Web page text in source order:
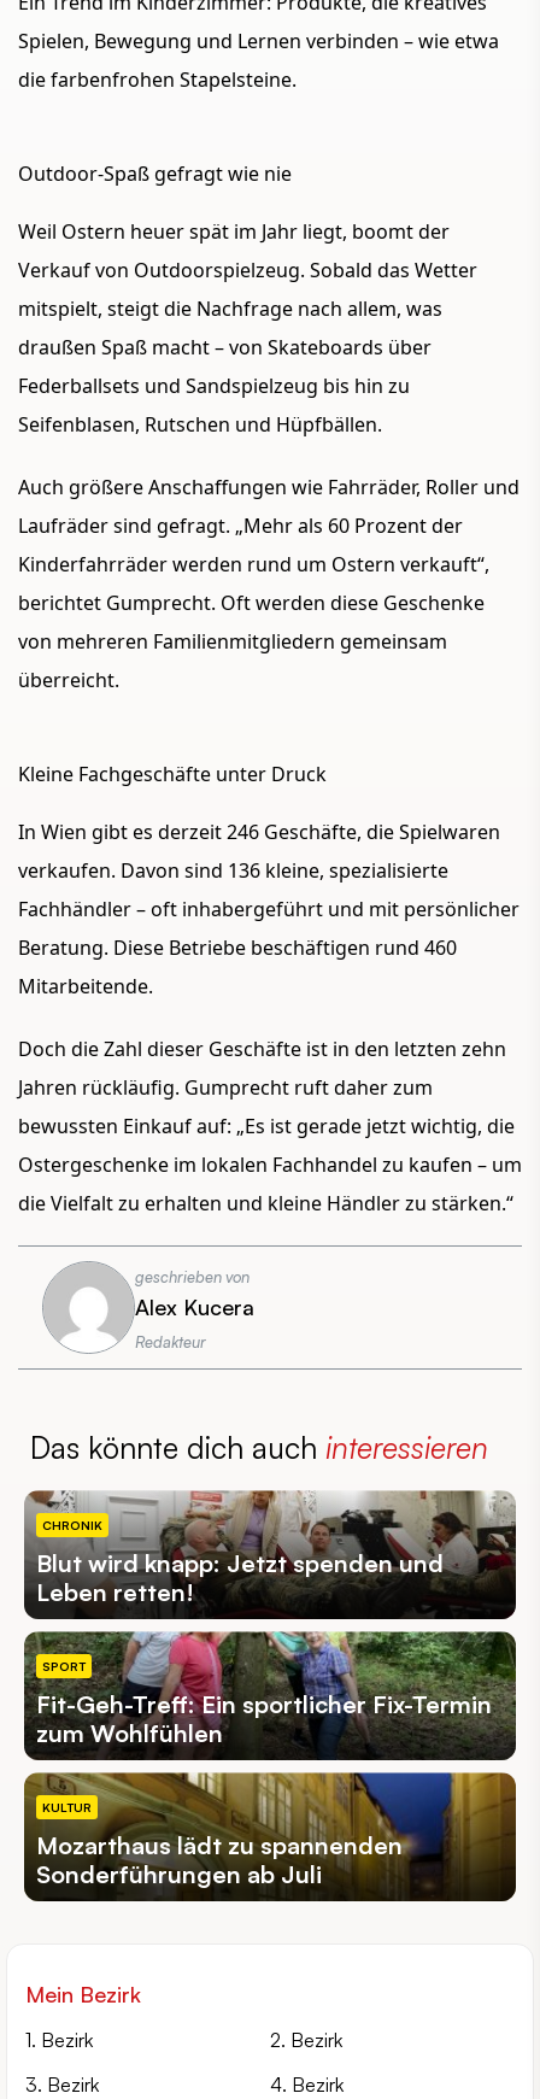
Spielen, Bewegung und Lernen verbinden – wie etwa
die farbenfrohen Stapelsteine.
Outdoor-Spaß gefragt wie nie
Weil Ostern heuer spät im Jahr liegt, boomt der
Verkauf von Outdoorspielzeug. Sobald das Wetter
mitspielt, steigt die Nachfrage nach allem, was
draußen Spaß macht – von Skateboards über
Federballsets und Sandspielzeug bis hin zu
Seifenblasen, Rutschen und Hüpfbällen.
Auch größere Anschaffungen wie Fahrräder, Roller und
Laufräder sind gefragt. „Mehr als 60 Prozent der
Kinderfahrräder werden rund um Ostern verkauft“,
berichtet Gumprecht. Oft werden diese Geschenke
von mehreren Familienmitgliedern gemeinsam
überreicht.
Kleine Fachgeschäfte unter Druck
In Wien gibt es derzeit 246 Geschäfte, die Spielwaren
verkaufen. Davon sind 136 kleine, spezialisierte
Fachhändler – oft inhabergeführt und mit persönlicher
Beratung. Diese Betriebe beschäftigen rund 460
Mitarbeitende.
Doch die Zahl dieser Geschäfte ist in den letzten zehn
Jahren rückläufig. Gumprecht ruft daher zum
bewussten Einkauf auf: „Es ist gerade jetzt wichtig, die
Ostergeschenke im lokalen Fachhandel zu kaufen – um
die Vielfalt zu erhalten und kleine Händler zu stärken.“
geschrieben von
Alex Kucera
Redakteur
Das könnte dich auch interessieren
CHRONIK
Blut wird knapp: Jetzt spenden und
Leben retten!
SPORT
Fit-Geh-Treff: Ein sportlicher Fix-Termin
zum Wohlfühlen
KULTUR
Mozarthaus lädt zu spannenden
Sonderführungen ab Juli
Mein Bezirk
1. Bezirk
2. Bezirk
3. Bezirk
4. Bezirk